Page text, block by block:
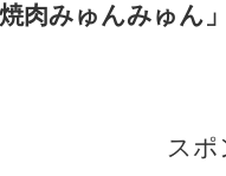
肉みゅんみゅん
スポ